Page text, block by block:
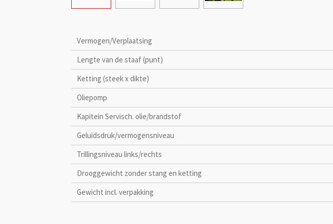
Vermogen/Verplaatsing
Lengte van de staaf (punt)
Ketting (steek x dikte)
Oliepomp
Kapitein Servisch. olie/brandstof
Geluidsdruk/vermogensniveau
Trillingsniveau links/rechts
Drooggewicht zonder stang en ketting
Gewicht incl. verpakking